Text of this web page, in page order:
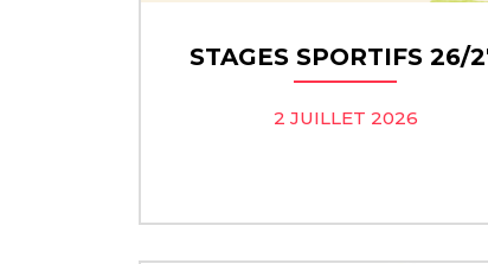
STAGES SPORTIFS 26/
2 JUILLET 2026